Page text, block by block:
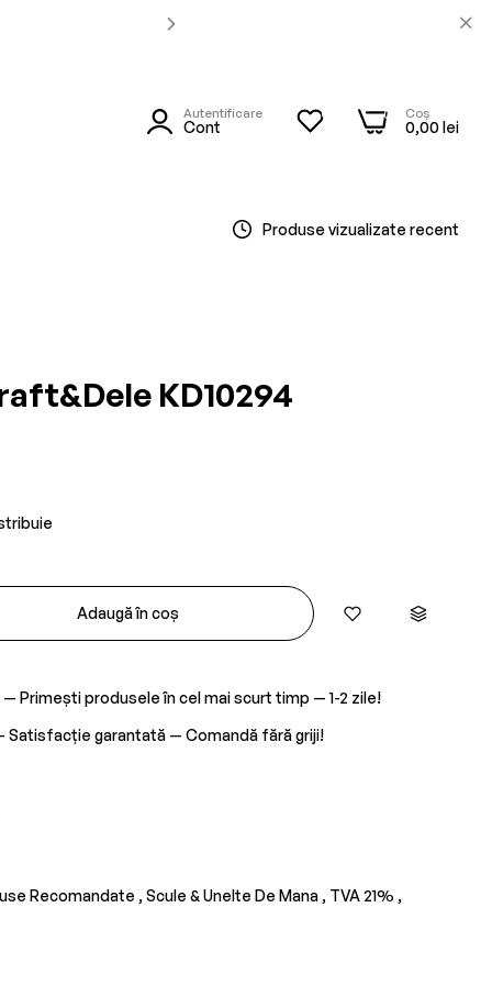
Autentificare
Cont
0 Coș
0,00 lei
0
Produse vizualizate recent
KD10294
Adaugă în coș
— Primești produsele în cel mai scurt timp — 1-2 zile!
Satisfacție garantată — Comandă fără griji!
Recomandate , Scule & Unelte De Mana , TVA 21% ,